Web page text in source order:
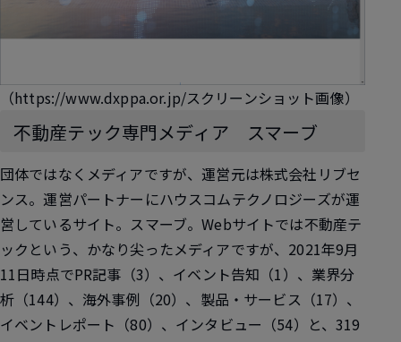
（https://www.dxppa.or.jp/スクリーンショット画像）
不動産テック専門メディア スマーブ
団体ではなくメディアですが、運営元は株式会社リブセ
ンス。運営パートナーにハウスコムテクノロジーズが運
営しているサイト。スマーブ。Webサイトでは不動産テ
ックという、かなり尖ったメディアですが、2021年9月
11日時点でPR記事（3）、イベント告知（1）、業界分
析（144）、海外事例（20）、製品・サービス（17）、
イベントレポート（80）、インタビュー（54）と、319